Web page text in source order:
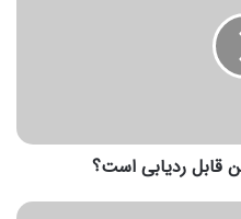
قابل ردیابی است؟